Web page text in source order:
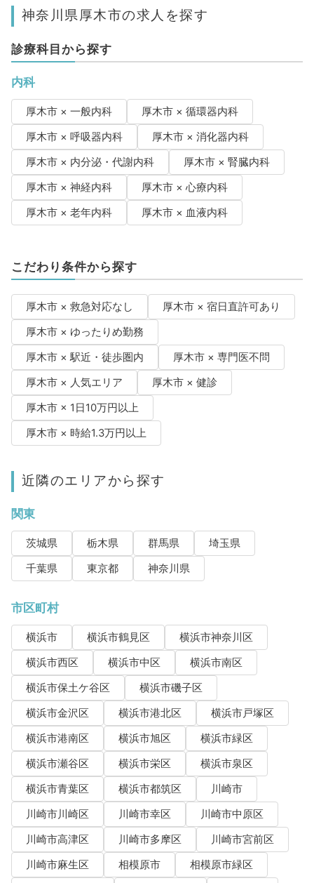
神奈川県厚木市の求人を探す
診療科目から探す
内科
厚木市 × 一般内科
厚木市 × 循環器内科
厚木市 × 呼吸器内科
厚木市 × 消化器内科
厚木市 × 内分泌・代謝内科
厚木市 × 腎臓内科
厚木市 × 神経内科
厚木市 × 心療内科
厚木市 × 老年内科
厚木市 × 血液内科
こだわり条件から探す
厚木市 × 救急対応なし
厚木市 × 宿日直許可あり
厚木市 × ゆったりめ勤務
厚木市 × 駅近・徒歩圏内
厚木市 × 専門医不問
厚木市 × 人気エリア
厚木市 × 健診
厚木市 × 1日10万円以上
厚木市 × 時給1.3万円以上
近隣のエリアから探す
関東
茨城県 栃木県 群馬県
埼玉県
千葉県
東京都 神奈川県
市区町村
横浜市 横浜市鶴見区
横浜市神奈川区
横浜市西区
横浜市中区
横浜市南区
横浜市保土ケ谷区
横浜市磯子区
横浜市金沢区
横浜市港北区
横浜市戸塚区
横浜市港南区
横浜市旭区
横浜市緑区
横浜市瀬谷区
横浜市栄区
横浜市泉区
横浜市青葉区
横浜市都筑区
川崎市
川崎市川崎区
川崎市幸区
川崎市中原区
川崎市高津区
川崎市多摩区
川崎市宮前区
川崎市麻生区
相模原市
相模原市緑区